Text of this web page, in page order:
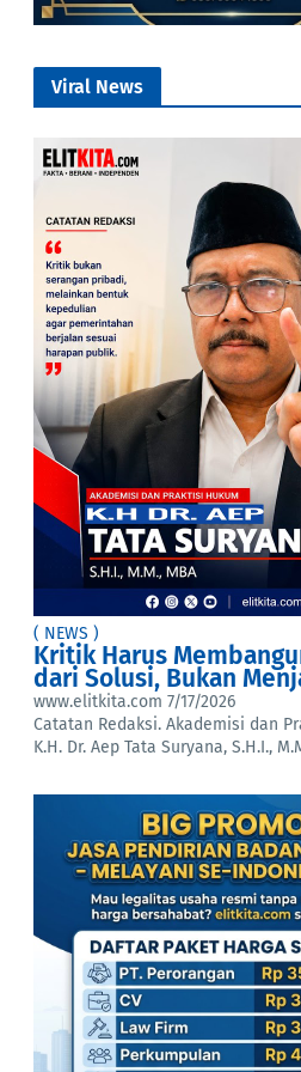
Viral News
( NEWS )
Kritik Harus
dari Solusi, Bukan
www.elitkita.com 7/17/2026
Catatan Redaksi. Akademisi dan
K.H. Dr. Aep Tata Suryana, S.H.I.,